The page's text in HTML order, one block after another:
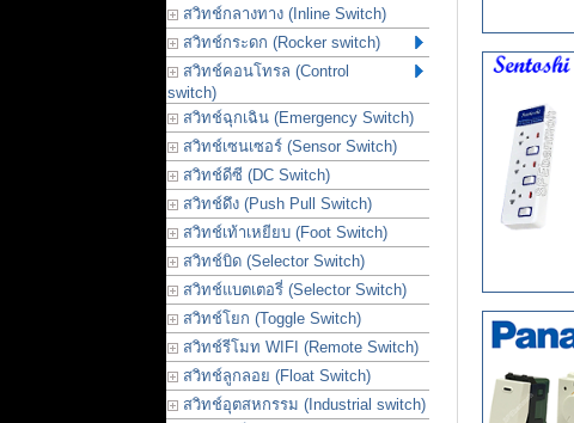
สวิทช์กลางทาง (Inline Switch)
สวิทช์กระดก (Rocker switch)
สวิทช์คอนโทรล (Control
switch)
สวิทช์ฉุกเฉิน (Emergency Switch)
สวิทช์เซนเซอร์ (Sensor Switch)
สวิทช์ดีซี (DC Switch)
สวิทช์ดึง (Push Pull Switch)
สวิทช์เท้าเหยียบ (Foot Switch)
สวิทช์บิด (Selector Switch)
สวิทช์แบตเตอรี่ (Selector Switch)
สวิทช์โยก (Toggle Switch)
สวิทช์รีโมท WIFI (Remote Switch)
สวิทช์ลูกลอย (Float Switch)
สวิทช์อุตสหกรรม (Industrial switch)